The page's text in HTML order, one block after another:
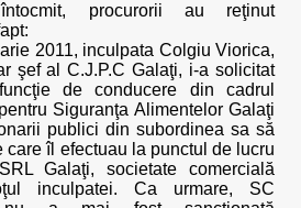
procurorii au reţinut
2011, inculpata Colgiu Viorica,
şef al C.J.P.C Galaţi, i-a solicitat
de conducere din cadrul
Siguranţa Alimentelor Galaţi
publici din subordinea sa să
care îl efectuau la punctul de lucru
Galaţi, societate comercială
inculpatei. Ca urmare, SC